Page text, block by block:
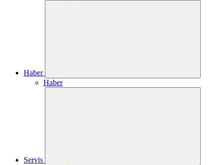
Haber
Haber
Servis